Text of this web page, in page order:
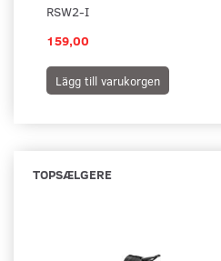
RSW2-I
159,00
Lägg till varukorgen
TOPSÆLGERE